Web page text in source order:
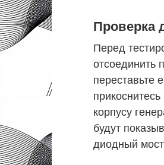
Проверка
Перед
отсоединить
переставьте
корпусу
будут
диодный